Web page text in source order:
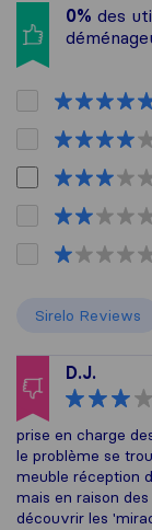
0% des
Sirelo Reviews
D.J.
prise en charge
le problème se
meuble réception
mais en raison
découvrir les